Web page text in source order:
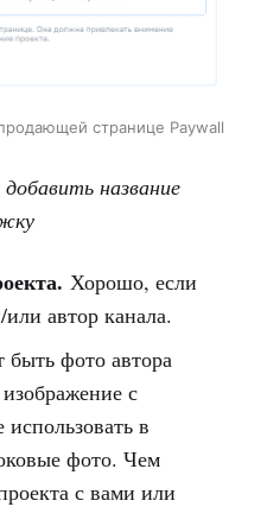
странице Paywall
название
Хорошо, если
автор канала.
быть фото автора
с
в
фото. Чем
с вами или